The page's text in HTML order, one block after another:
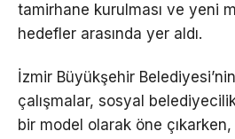
tamirhane kurulması ve yeni
hedefler arasında yer aldı.
İzmir Büyükşehir
çalışmalar, sosyal
bir model olarak öne